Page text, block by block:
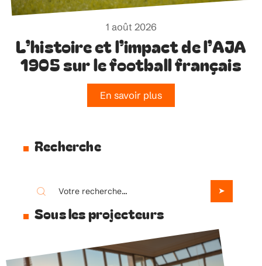
1 août 2026
L’histoire et l’impact de l’AJA
1905 sur le football français
En savoir plus
Recherche
Sous les projecteurs